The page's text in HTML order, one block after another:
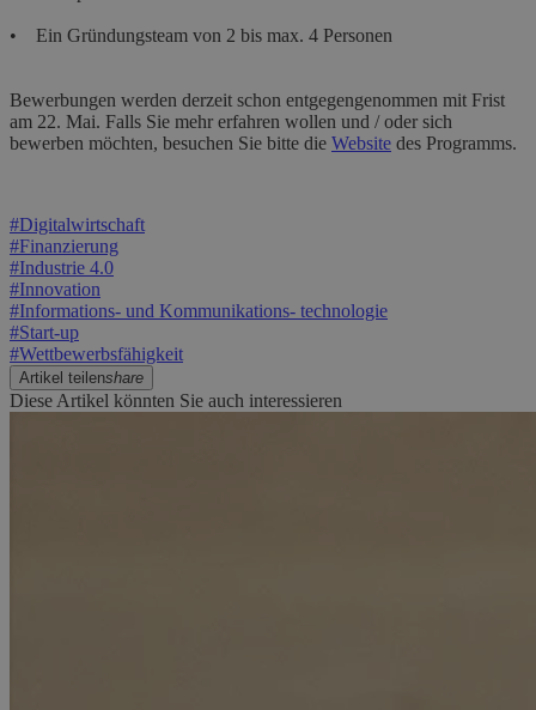
• Ein Gründungsteam von 2 bis max. 4 Personen
Bewerbungen werden derzeit schon entgegengenommen mit Frist
am 22. Mai. Falls Sie mehr erfahren wollen und / oder sich
bewerben möchten, besuchen Sie bitte die Website des Programms.
#Digitalwirtschaft
#Finanzierung
#Industrie 4.0
#Innovation
#Informations- und Kommunikations- technologie
#Start-up
#Wettbewerbsfähigkeit
Artikel teilenshare
Diese Artikel könnten Sie auch interessieren